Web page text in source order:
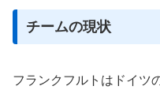
チームの現状
フランクフルトはドイツ